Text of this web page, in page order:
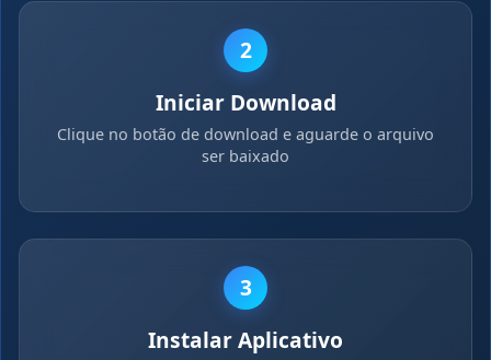
2
Iniciar Download
Clique no botão de download e aguarde o arquivo
ser baixado
3
Instalar Aplicativo